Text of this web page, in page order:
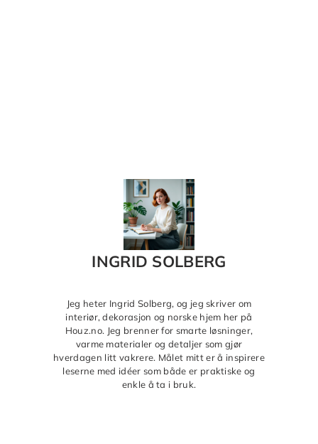
INGRID SOLBERG
Jeg heter Ingrid Solberg, og jeg skriver om
interiør, dekorasjon og norske hjem her på
Houz.no. Jeg brenner for smarte løsninger,
varme materialer og detaljer som gjør
hverdagen litt vakrere. Målet mitt er å inspirere
leserne med idéer som både er praktiske og
enkle å ta i bruk.